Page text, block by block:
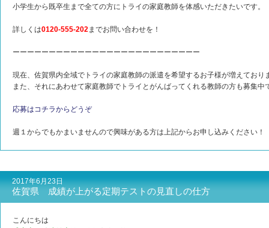
小学生から既卒生まで全ての方にトライの家庭教師を体感いただきたいです。
詳しくは0120-555-202までお問い合わせを！
ーーーーーーーーーーーーーーーーーーーーーーーーーー
現在、佐賀県内全域でトライの家庭教師の派遣を希望するお子様が増えており
また、それにあわせて家庭教師でトライとがんばってくれる教師の方も募集中
応募はコチラからどうぞ
週１からでもかまいませんので興味がある方は上記からお申し込みください！
2017年6月23日
佐賀県 成績が上がる定期テストの見直しの仕方
こんにちは